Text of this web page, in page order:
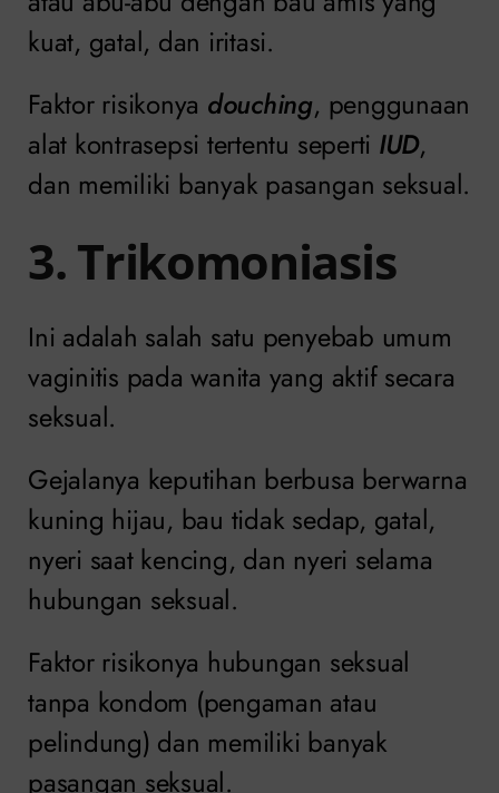
kuat, gatal, dan iritasi.
Faktor risikonya douching, penggunaan
alat kontrasepsi tertentu seperti IUD,
dan memiliki banyak pasangan seksual.
3. Trikomoniasis
Ini adalah salah satu penyebab umum
vaginitis pada wanita yang aktif secara
seksual.
Gejalanya keputihan berbusa berwarna
kuning hijau, bau tidak sedap, gatal,
nyeri saat kencing, dan nyeri selama
hubungan seksual.
Faktor risikonya hubungan seksual
tanpa kondom (pengaman atau
pelindung) dan memiliki banyak
pasangan seksual.